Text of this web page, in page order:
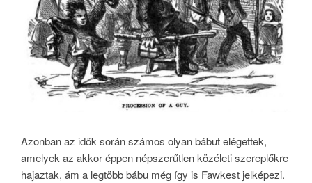
Azonban az idők során számos olyan bábut elégettek,
amelyek az akkor éppen népszerűtlen közéleti szereplőkre
hajaztak, ám a legtöbb bábu még így is Fawkest jelképezi.